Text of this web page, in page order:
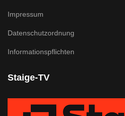
Impressum
Datenschutzordnung
Informationspflichten
Staige-TV